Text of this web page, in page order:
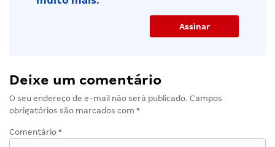
Deixe um comentário
O seu endereço de e-mail não será publicado. Campos
obrigatórios são marcados com *
Comentário *